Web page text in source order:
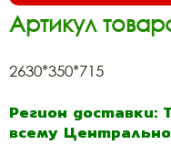
Артикул
2630*350*715
Регион доставки:
всему